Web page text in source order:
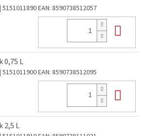
| 5151011890EAN: 8590738512057
0,75 L
| 5151011900EAN: 8590738512095
2,5 L